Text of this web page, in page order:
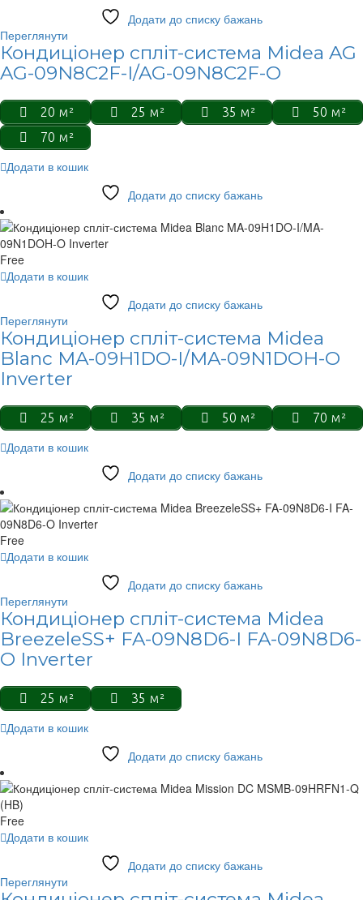
Додати до списку бажань
Переглянути
Кондиціонер спліт-система Midea AG
AG-09N8C2F-I/AG-09N8C2F-O
20 м² 25 м² 35 м²
50 м²
70 м²
Додати в кошик
Додати до списку бажань
Free
Додати в кошик
Додати до списку бажань
Переглянути
Кондиціонер спліт-система Midea
Blanc MA-09H1DO-I/MA-09N1DOH-O
Inverter
25 м² 35 м² 50 м² 70 м²
Додати в кошик
Додати до списку бажань
Free
Додати в кошик
Додати до списку бажань
Переглянути
Кондиціонер спліт-система Midea
BreezeleSS+ FA-09N8D6-I FA-09N8D6-
O Inverter
25 м² 35 м²
Додати в кошик
Додати до списку бажань
Free
Додати в кошик
Додати до списку бажань
Переглянути